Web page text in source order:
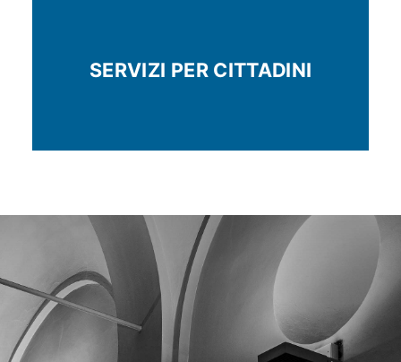
SERVIZI PER CITTADINI
La Segreteria rimarrà
chiusa dal 10 al 31
agosto compresi.